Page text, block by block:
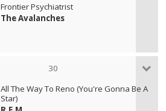
Frontier Psychiatrist
The Avalanches
30
All The Way To Reno (You're Gonna Be A
Star)